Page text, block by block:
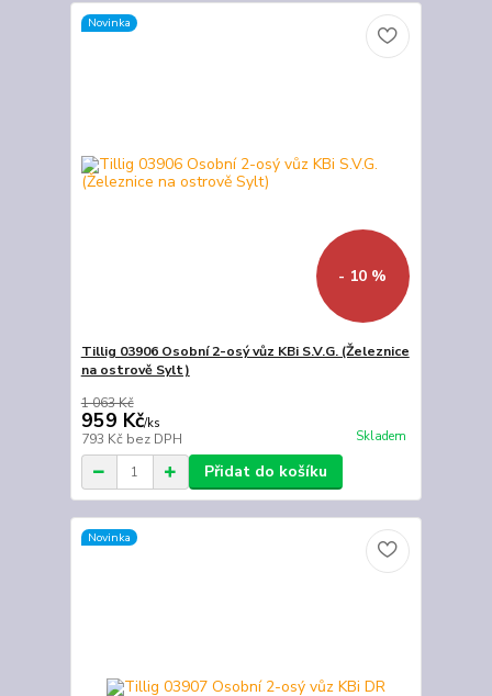
Novinka
- 10 %
Tillig 03906 Osobní 2-osý vůz KBi S.V.G. (Železnice
na ostrově Sylt)
1 063 Kč
959 Kč/ks
793 Kč bez DPH Skladem
Přidat do košíku
Novinka